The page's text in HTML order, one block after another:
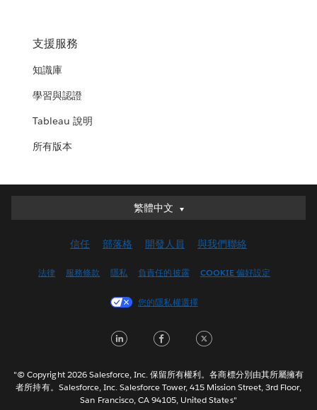
支援服務
知識庫
學習與認證
Tableau 說明
所有版本
繁體中文
繁體中文
English (UK)
Français (Canada)
Italiano
한국어
Nederlands
信任 部落格 開發人員 與我們聯絡
法律 服務條款 隱私 負責任的披露 COOKIE 偏好設定
您的隱私權選擇
LinkedInFacebook
"© Copyright 2026 Salesforce, Inc. 保留所有權利。各商標分別由其所屬擁有
者所持有。Salesforce, Inc. Salesforce Tower, 415 Mission Street, 3rd Floor,
San Francisco, CA 94105, United States"